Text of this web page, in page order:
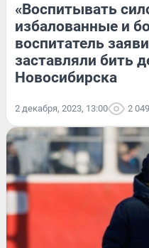
«Воспитывать
избалованные и
воспитатель
заставляли бить
Новосибирска
2 декабря, 2023, 13:00 2 049